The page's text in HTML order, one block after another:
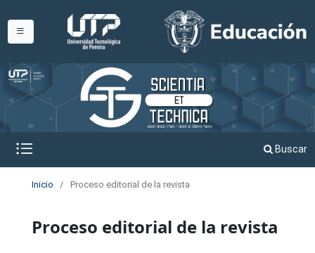
Buscar
Inicio / Proceso editorial de la revista
Proceso editorial de la revista